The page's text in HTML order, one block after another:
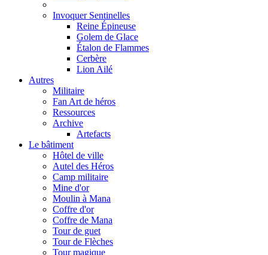
Invoquer Sentinelles
Reine Épineuse
Golem de Glace
Étalon de Flammes
Cerbère
Lion Ailé
Autres
Militaire
Fan Art de héros
Ressources
Archive
Artefacts
Le bâtiment
Hôtel de ville
Autel des Héros
Camp militaire
Mine d'or
Moulin à Mana
Coffre d'or
Coffre de Mana
Tour de guet
Tour de Flèches
Tour magique